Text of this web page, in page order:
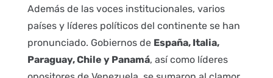
Además de las voces institucionales, varios
países y líderes políticos del continente se han
pronunciado. Gobiernos de España, Italia,
Paraguay, Chile y Panamá, así como líderes